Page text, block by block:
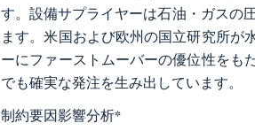
す。設備サプライヤーは石油・ガスの
ます。米国および欧州の国立研究所が
ーにファーストムーバーの優位性をも
でも確実な発注を生み出しています。
制約要因影響分析*